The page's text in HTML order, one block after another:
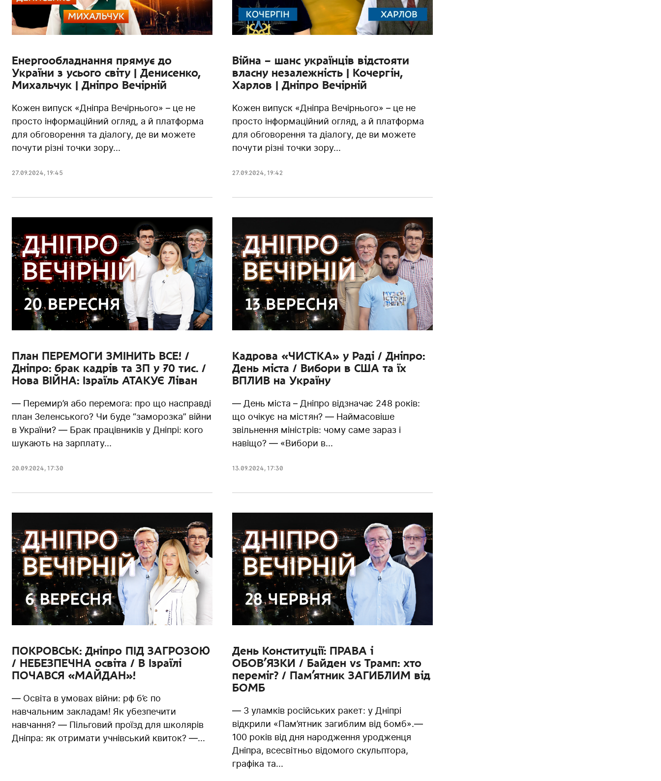
Енергообладнання прямує до
України з усього світу | Денисенко,
Михальчук | Дніпро Вечірній
Кожен випуск «Дніпра Вечірнього» – це не
просто інформаційний огляд, а й платформа
для обговорення та діалогу, де ви можете
почути різні точки зору...
27.09.2024, 19:45
Війна – шанс українців відстояти
власну незалежність | Кочергін,
Харлов | Дніпро Вечірній
Кожен випуск «Дніпра Вечірнього» – це не
просто інформаційний огляд, а й платформа
для обговорення та діалогу, де ви можете
почути різні точки зору...
27.09.2024, 19:42
План ПЕРЕМОГИ ЗМІНИТЬ ВСЕ! /
Дніпро: брак кадрів та ЗП у 70 тис. /
Нова ВІЙНА: Ізраїль АТАКУЄ Ліван
— Перемир’я або перемога: про що насправді
план Зеленського? Чи буде “заморозка” війни
в України? — Брак працівників у Дніпрі: кого
шукають на зарплату...
20.09.2024, 17:30
Кадрова «ЧИСТКА» у Раді / Дніпро:
День міста / Вибори в США та їх
ВПЛИВ на Україну
— День міста – Дніпро відзначає 248 років:
що очікує на містян? — Наймасовіше
звільнення міністрів: чому саме зараз і
навіщо? — «Вибори в...
13.09.2024, 17:30
ПОКРОВСЬК: Дніпро ПІД ЗАГРОЗОЮ
/ НЕБЕЗПЕЧНА освіта / В Ізраїлі
ПОЧАВСЯ «МАЙДАН»!
— Освіта в умовах війни: рф б’є по
навчальним закладам! Як убезпечити
навчання? — Пільговий проїзд для школярів
Дніпра: як отримати учнівський квиток? —...
День Конституції: ПРАВА і
ОБОВ’ЯЗКИ / Байден vs Трамп: хто
переміг? / Пам’ятник ЗАГИБЛИМ від
БОМБ
— З уламків російських ракет: у Дніпрі
відкрили «Пам’ятник загиблим від бомб».—
100 років від дня народження уродженця
Дніпра, всесвітньо відомого скульптора,
графіка та...